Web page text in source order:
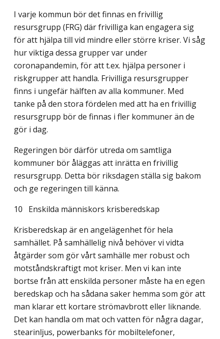
I varje kommun bör det finnas en frivillig
resursgrupp (FRG) där frivilliga kan engagera sig
för att hjälpa till vid mindre eller större kriser. Vi såg
hur viktiga dessa grupper var under
coronapandemin, för att t.ex. hjälpa personer i
riskgrupper att handla. Frivilliga resursgrupper
finns i ungefär hälften av alla kommuner. Med
tanke på den stora fördelen med att ha en frivillig
resursgrupp bör de finnas i fler kommuner än de
gör i dag.
Regeringen bör därför utreda om samtliga
kommuner bör åläggas att inrätta en frivillig
resursgrupp. Detta bör riksdagen ställa sig bakom
och ge regeringen till känna.
10 Enskilda människors krisberedskap
Krisberedskap är en angelägenhet för hela
samhället. På samhällelig nivå behöver vi vidta
åtgärder som gör vårt samhälle mer robust och
motståndskraftigt mot kriser. Men vi kan inte
bortse från att enskilda personer måste ha en egen
beredskap och ha sådana saker hemma som gör att
man klarar ett kortare strömavbrott eller liknande.
Det kan handla om mat och vatten för några dagar,
stearinljus, powerbanks för mobiltelefoner,